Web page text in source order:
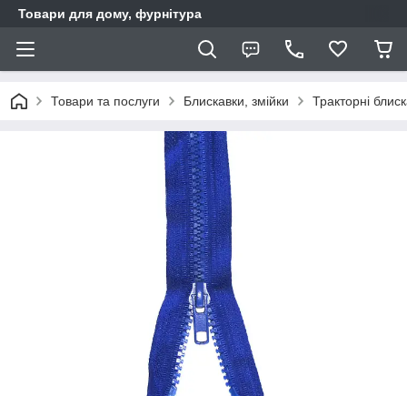
Товари для дому, фурнітура
Товари та послуги Блискавки, змійки Тракторні